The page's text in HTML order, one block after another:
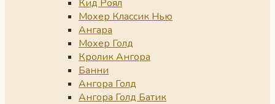
Кид Роял
Мохер Классик Нью
Ангара
Мохер Голд
Кролик Ангора
Банни
Ангора Голд
Ангора Голд Батик